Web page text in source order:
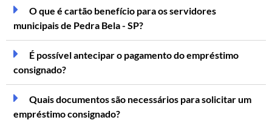
O que é cartão benefício para os servidores
municipais de Pedra Bela - SP?
É possível antecipar o pagamento do empréstimo
consignado?
Quais documentos são necessários para solicitar um
empréstimo consignado?